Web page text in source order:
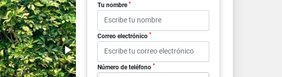
Tu nombre *
Correo electrónico *
Número de teléfono *